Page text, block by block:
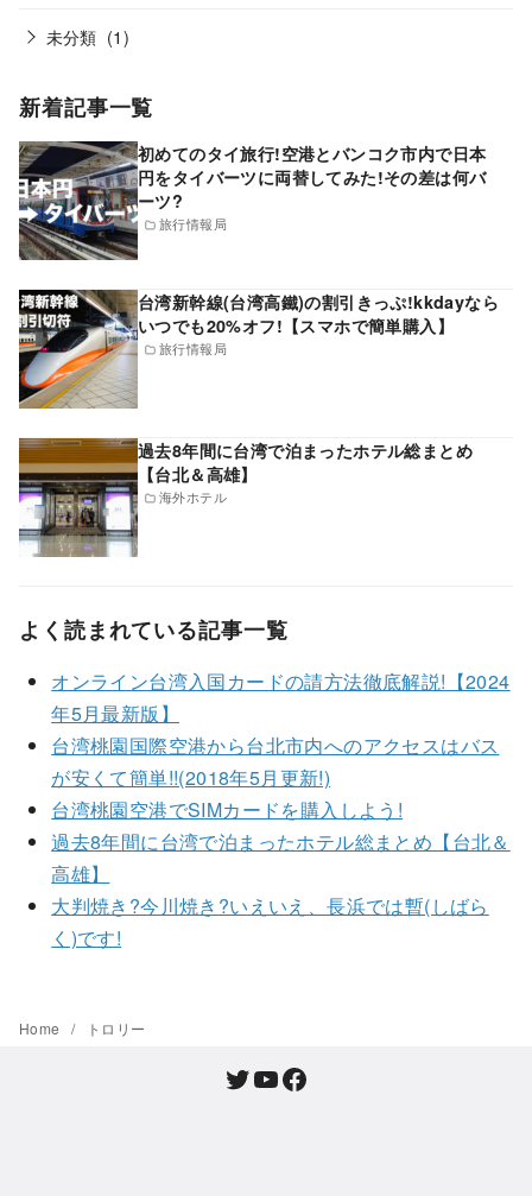
未分類 (1)
新着記事一覧
旅行情報局
初めてのタイ旅行!空港とバンコク市内で日本
円をタイバーツに両替してみた!その差は何バ
ーツ?
旅行情報局
台湾新幹線(台湾高鐵)の割引きっぷ!kkdayなら
いつでも20%オフ!【スマホで簡単購入】
海外ホテル
過去8年間に台湾で泊まったホテル総まとめ
【台北＆高雄】
よく読まれている記事一覧
オンライン台湾入国カードの請方法徹底解説!【2024
年5月最新版】
台湾桃園国際空港から台北市内へのアクセスはバス
が安くて簡単!!(2018年5月更新!)
台湾桃園空港でSIMカードを購入しよう!
過去8年間に台湾で泊まったホテル総まとめ【台北＆
高雄】
大判焼き?今川焼き?いえいえ、長浜では暫(しばら
く)です!
Home トロリー
Twitter YouTube Facebook